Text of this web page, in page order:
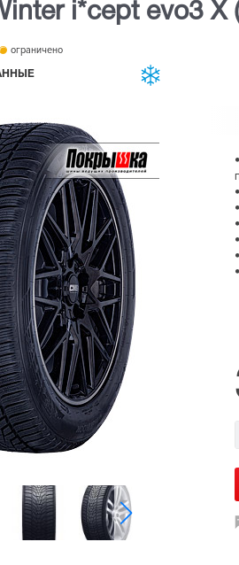
i*cept evo3 X
ограничено